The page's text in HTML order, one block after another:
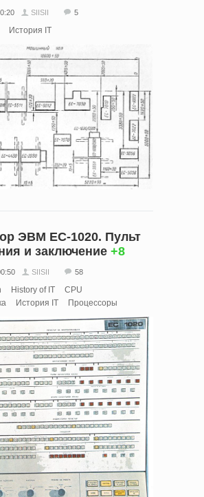
SIISII 5
История IT
ЭВМ ЕС-1020. Пульт
и заключение +8
SIISII 58
History of IT
CPU
История IT Процессоры